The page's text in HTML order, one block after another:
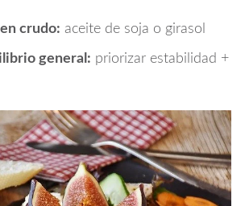
crudo: aceite de soja o girasol
general: priorizar estabilidad +